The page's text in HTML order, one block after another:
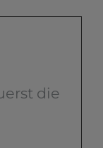
die